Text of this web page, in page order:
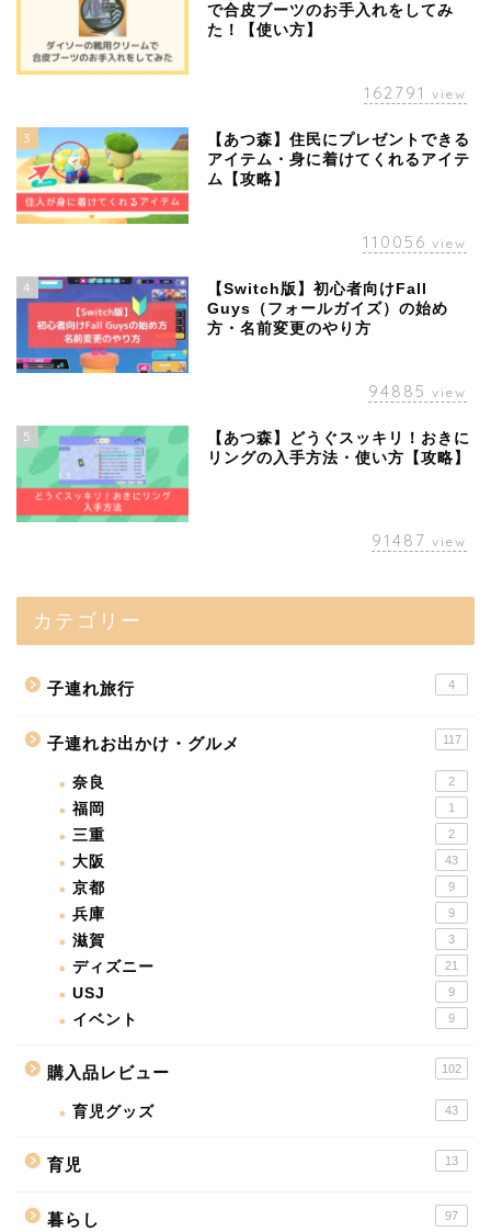
で合皮ブーツのお手入れをしてみ
た！【使い方】
162791 view
3
【あつ森】住民にプレゼントできる
アイテム・身に着けてくれるアイテ
ム【攻略】
110056 view
4
【Switch版】初心者向けFall
Guys（フォールガイズ）の始め
方・名前変更のやり方
94885 view
5
【あつ森】どうぐスッキリ！おきに
リングの入手方法・使い方【攻略】
91487 view
カテゴリー
子連れ旅行 4
子連れお出かけ・グルメ 117
奈良 2
福岡 1
三重 2
大阪 43
京都 9
兵庫 9
滋賀 3
ディズニー 21
USJ 9
イベント 9
購入品レビュー 102
育児グッズ 43
育児 13
暮らし 97